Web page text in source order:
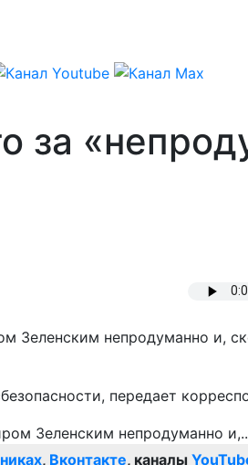
за
Зеленским непродуманно и,
передает
, Вконтакте, каналы